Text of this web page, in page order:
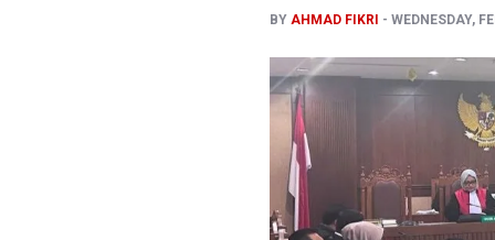
BY AHMAD FIKRI WEDNESDAY,